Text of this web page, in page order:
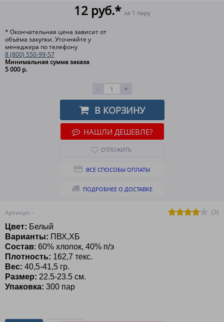
Артикул: -
(3)
Цвет: Белый
Варианты: ПВХ,ХБ
Состав: 60% хлопок, 40% п/э
Плотность: 162,7 текс.
Вес: 40,5-41,5 гр.
Размер: 22.5-23.5 см.
Упаковка: 300 пар
12 руб.* за 1 пару
* Окончательная цена зависит от
объёма закупки. Уточняйте у
менеджера по телефону
8 (800) 550-99-57
Минимальная сумма заказа
5 000 р.
- +
В КОРЗИНУ
НАШЛИ ДЕШЕВЛЕ?
ОТЛОЖИТЬ
ВСЕ СПОСОБЫ ОПЛАТЫ
ПОДРОБНЕЕ О ДОСТАВКЕ